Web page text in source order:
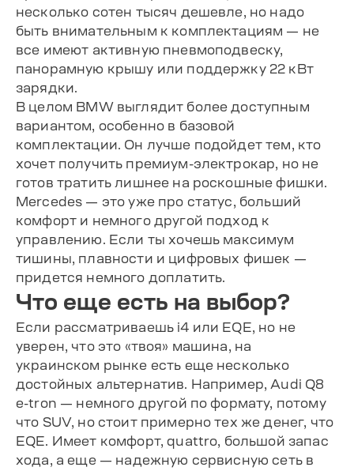
несколько сотен тысяч дешевле, но надо
быть внимательным к комплектациям — не
все имеют активную пневмоподвеску,
панорамную крышу или поддержку 22 кВт
зарядки.
В целом BMW выглядит более доступным
вариантом, особенно в базовой
комплектации. Он лучше подойдет тем, кто
хочет получить премиум-электрокар, но не
готов тратить лишнее на роскошные фишки.
Mercedes — это уже про статус, больший
комфорт и немного другой подход к
управлению. Если ты хочешь максимум
тишины, плавности и цифровых фишек —
придется немного доплатить.
Что еще есть на выбор?
Если рассматриваешь i4 или EQE, но не
уверен, что это «твоя» машина, на
украинском рынке есть еще несколько
достойных альтернатив. Например, Audi Q8
e-tron — немного другой по формату, потому
что SUV, но стоит примерно тех же денег, что
EQE. Имеет комфорт, quattro, большой запас
хода, а еще — надежную сервисную сеть в